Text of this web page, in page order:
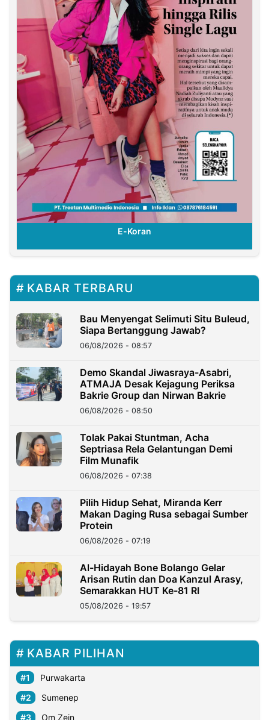
E-Koran
KABAR TERBARU
Bau Menyengat Selimuti Situ Buleud,
Siapa Bertanggung Jawab?
06/08/2026 - 08:57
Demo Skandal Jiwasraya-Asabri,
ATMAJA Desak Kejagung Periksa
Bakrie Group dan Nirwan Bakrie
06/08/2026 - 08:50
Tolak Pakai Stuntman, Acha
Septriasa Rela Gelantungan Demi
Film Munafik
06/08/2026 - 07:38
Pilih Hidup Sehat, Miranda Kerr
Makan Daging Rusa sebagai Sumber
Protein
06/08/2026 - 07:19
Al-Hidayah Bone Bolango Gelar
Arisan Rutin dan Doa Kanzul Arasy,
Semarakkan HUT Ke-81 RI
05/08/2026 - 19:57
KABAR PILIHAN
Purwakarta
Sumenep
Om Zein